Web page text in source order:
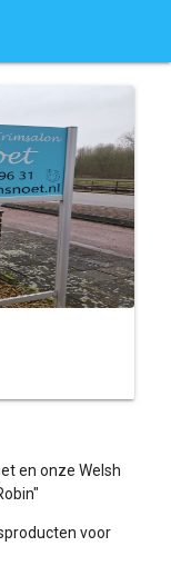
en onze Welsh
voor